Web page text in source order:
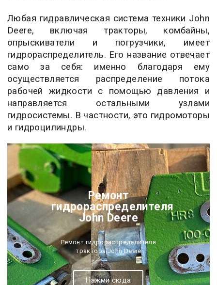
Любая гидравлическая система техники John
Deere, включая тракторы, комбайны,
опрыскиватели и погрузчики, имеет
гидрораспределитель. Его название отвечает
само за себя: именно благодаря ему
осуществляется распределение потока
рабочей жидкости с помощью давления и
направляется остальными узлами
гидросистемы. В частности, это гидромоторы
и гидроцилиндры.
Ремонт
гидрораспределителя
John Deere
Ремонт гидрораспределителя
трактора John Deere
Нажми сюда